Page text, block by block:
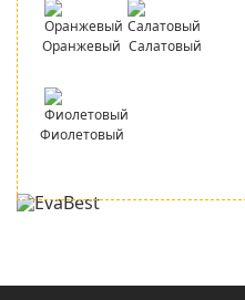
Оранжевый Салатовый
Фиолетовый